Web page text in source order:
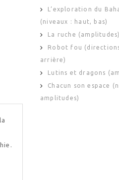
L’exploration du
(niveaux : haut, bas)
La ruche (amplitudes)
Robot fou
arrière)
Lutins et dragons
Chacun son espace
amplitudes)